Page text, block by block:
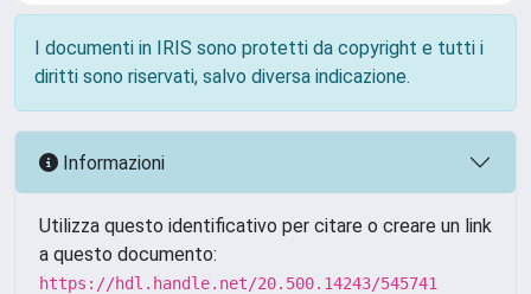
I documenti in IRIS sono protetti da copyright e tutti i
diritti sono riservati, salvo diversa indicazione.
Informazioni
Utilizza questo identificativo per citare o creare un link
a questo documento:
https://hdl.handle.net/20.500.14243/545741